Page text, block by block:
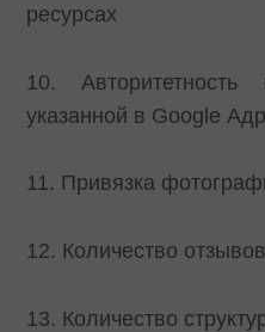
ресурсах
10. Авторитетность
указанной в Google
11. Привязка
12. Количество
13. Количество